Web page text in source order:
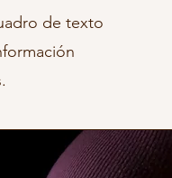
de texto